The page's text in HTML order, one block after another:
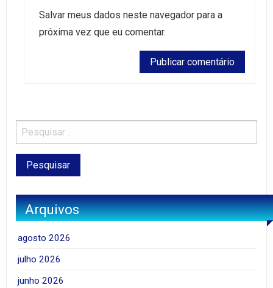
Salvar meus dados neste navegador para a
próxima vez que eu comentar.
Arquivos
agosto 2026
julho 2026
junho 2026